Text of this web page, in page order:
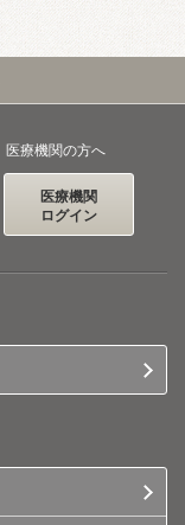
医療機関の方へ
医療機関
ログイン